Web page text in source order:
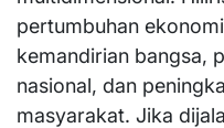
pertumbuhan
kemandirian bangsa,
nasional, dan
masyarakat. Jika